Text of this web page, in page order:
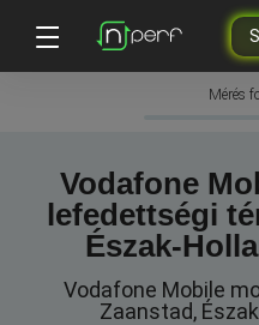
Mérés
Vodafone
lefedettségi
Észak-
Vodafone Mobile
Zaanstad,